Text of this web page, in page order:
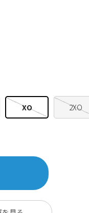
XO 2XO